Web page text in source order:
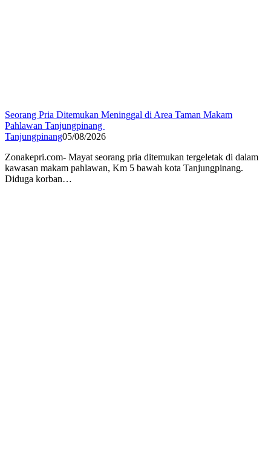
Seorang Pria Ditemukan Meninggal di Area Taman Makam
Pahlawan Tanjungpinang
Tanjungpinang05/08/2026
Zonakepri.com- ‎Mayat seorang pria ditemukan tergeletak di dalam
kawasan makam pahlawan, Km 5 bawah kota Tanjungpinang.
Diduga korban…